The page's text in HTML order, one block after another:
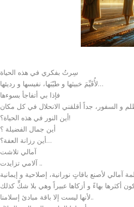
سِرتُ بفكري في هذه الحياة
لأُقَيِّمَ خبيثها و طيّبَها، نفيسها و رديئها…
فإذا بي أتفاجأ بسوءها
أين النور في هذه الحياة؟!
أين جمال الفضيلة ؟
أين رزانة العفة؟…
آمالي تلاشت
آلامي تزايدت ..
أكثرها بهاءً و أزكاها عبيراً وهي بلا شكٍّ كذلك
لأنها ليست إلا باقة مبادئ إسلامنا..